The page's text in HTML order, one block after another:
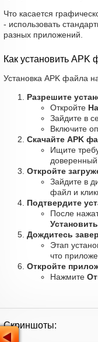
Что касается
- использовать
разных приложений.
Как установить APK
Установка APK файла
Разрешите
Откройте
Зайдите в
Включите
Скачайте APK
Ищите
доверенный.
Откройте
Зайдите в
файл и
Подтвердите
После
Установить
Дождитесь
Этап
что
Откройте
Нажмите
Скриншоты: